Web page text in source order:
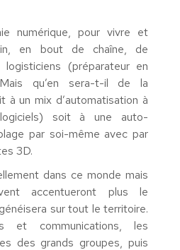
numérique, pour vivre et
en bout de chaîne, de
(préparateur en
qu’en sera-t-il de la
à un mix d’automatisation à
soit à une auto-
par soi-même avec par
3D.
dans ce monde mais
accentueront plus le
sur tout le territoire.
et communications, les
des grands groupes, puis